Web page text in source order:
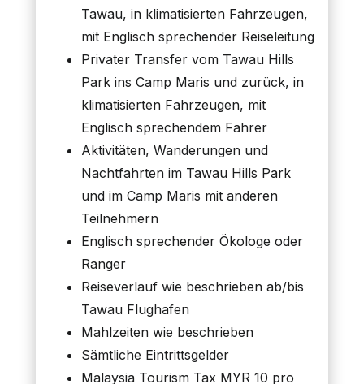
Tawau, in klimatisierten Fahrzeugen,
mit Englisch sprechender Reiseleitung
Privater Transfer vom Tawau Hills
Park ins Camp Maris und zurück, in
klimatisierten Fahrzeugen, mit
Englisch sprechendem Fahrer
Aktivitäten, Wanderungen und
Nachtfahrten im Tawau Hills Park
und im Camp Maris mit anderen
Teilnehmern
Englisch sprechender Ökologe oder
Ranger
Reiseverlauf wie beschrieben ab/bis
Tawau Flughafen
Mahlzeiten wie beschrieben
Sämtliche Eintrittsgelder
Malaysia Tourism Tax MYR 10 pro